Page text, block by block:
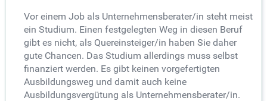
Vor einem Job als Unternehmensberater/in steht meist
ein Studium. Einen festgelegten Weg in diesen Beruf
gibt es nicht, als Quereinsteiger/in haben Sie daher
gute Chancen. Das Studium allerdings muss selbst
finanziert werden. Es gibt keinen vorgefertigten
Ausbildungsweg und damit auch keine
Ausbildungsvergütung als Unternehmensberater/in.